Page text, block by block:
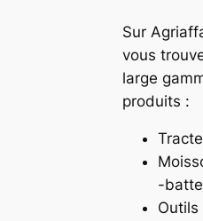
Sur
vous
large
produits :
-